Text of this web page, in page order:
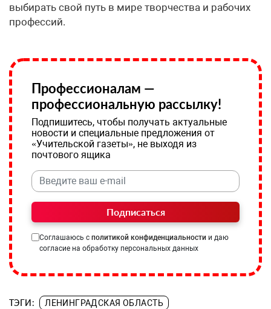
выбирать свой путь в мире творчества и рабочих
профессий.
Профессионалам —
профессиональную рассылку!
Подпишитесь, чтобы получать актуальные
новости и специальные предложения от
«Учительской газеты», не выходя из
почтового ящика
Подписаться
Соглашаюсь с политикой конфиденциальности и даю
согласие на обработку персональных данных
ТЭГИ: ЛЕНИНГРАДСКАЯ ОБЛАСТЬ